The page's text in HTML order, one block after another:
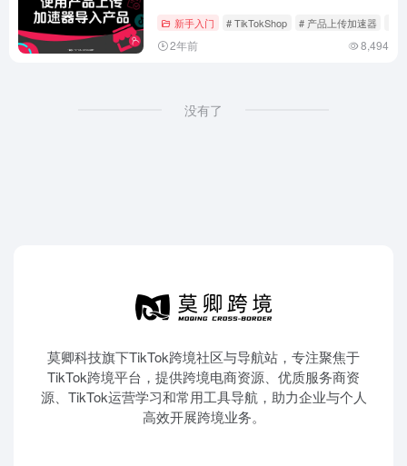
新手入门 # TikTokShop # 产品上传加速器
2年前 8,494
没有了
莫卿科技旗下TikTok跨境社区与导航站，专注聚焦于
TikTok跨境平台，提供跨境电商资源、优质服务商资
源、TikTok运营学习和常用工具导航，助力企业与个人
高效开展跨境业务。